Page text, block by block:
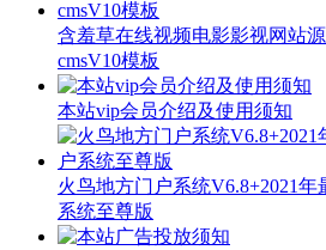
含羞草在线视频电影影视网站
cmsV10模板
本站vip会员介绍及使用须知
火鸟地方门户系统V6.8+2021
系统至尊版